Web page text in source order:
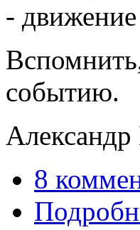
-
событию.
8